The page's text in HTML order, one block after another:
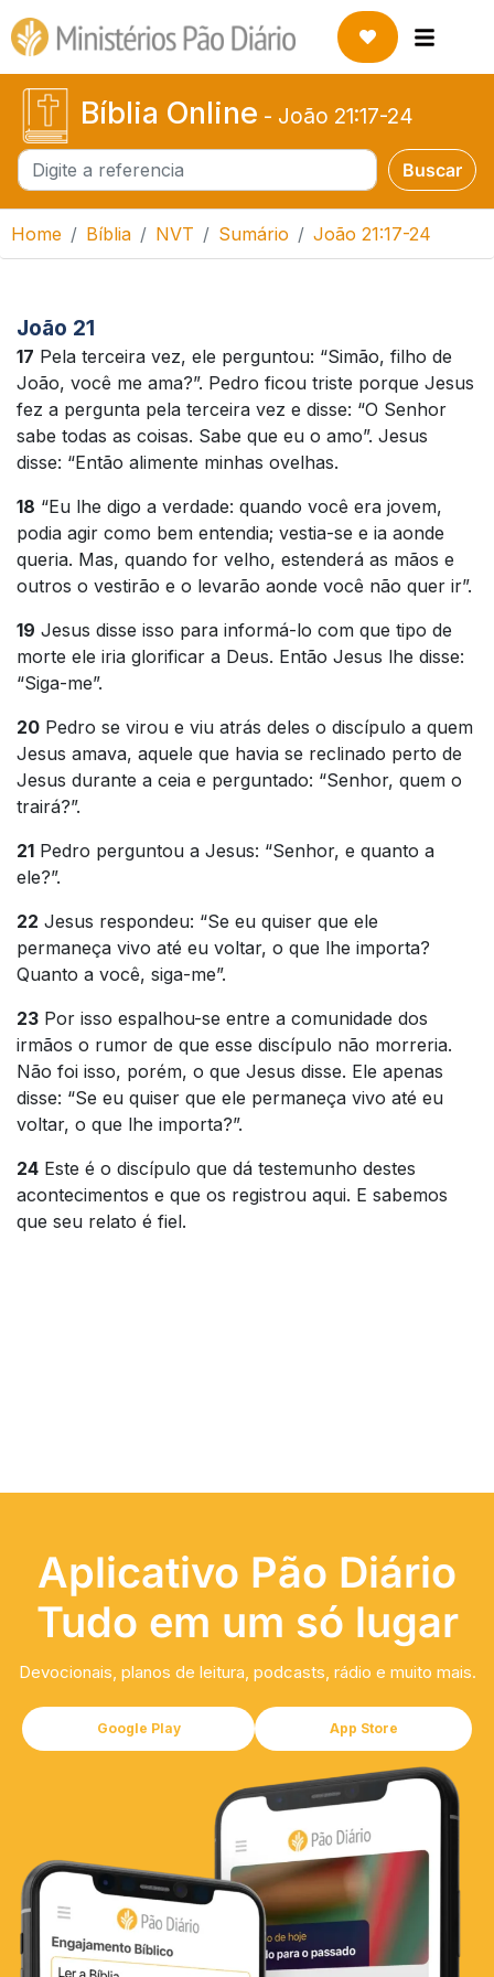
Bíblia Online - João 21:17-24
Buscar Buscar
Home Bíblia NVT Sumário João 21:17-24
João 21
17 Pela terceira vez, ele perguntou: “Simão, filho de
João, você me ama?”. Pedro ficou triste porque Jesus
fez a pergunta pela terceira vez e disse: “O Senhor
sabe todas as coisas. Sabe que eu o amo”. Jesus
disse: “Então alimente minhas ovelhas.
18 “Eu lhe digo a verdade: quando você era jovem,
podia agir como bem entendia; vestia-se e ia aonde
queria. Mas, quando for velho, estenderá as mãos e
outros o vestirão e o levarão aonde você não quer ir”.
19 Jesus disse isso para informá-lo com que tipo de
morte ele iria glorificar a Deus. Então Jesus lhe disse:
“Siga-me”.
20 Pedro se virou e viu atrás deles o discípulo a quem
Jesus amava, aquele que havia se reclinado perto de
Jesus durante a ceia e perguntado: “Senhor, quem o
trairá?”.
21 Pedro perguntou a Jesus: “Senhor, e quanto a
ele?”.
22 Jesus respondeu: “Se eu quiser que ele
permaneça vivo até eu voltar, o que lhe importa?
Quanto a você, siga-me”.
23 Por isso espalhou-se entre a comunidade dos
irmãos o rumor de que esse discípulo não morreria.
Não foi isso, porém, o que Jesus disse. Ele apenas
disse: “Se eu quiser que ele permaneça vivo até eu
voltar, o que lhe importa?”.
24 Este é o discípulo que dá testemunho destes
acontecimentos e que os registrou aqui. E sabemos
que seu relato é fiel.
Aplicativo Pão Diário
Tudo em um só lugar
Devocionais, planos de leitura, podcasts, rádio e muito mais.
Google Play App Store